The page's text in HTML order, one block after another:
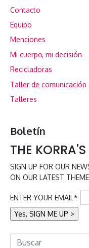
Contacto
Equipo
Menciones
Mi cuerpo, mi decisión
Recicladoras
Taller de comunicación
Talleres
Boletín
THE
SIGN UP FOR OUR
ON OUR LATEST
ENTER YOUR EMAIL*